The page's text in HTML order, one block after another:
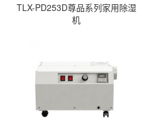
TLX-PD253D尊品系列家用除湿
机